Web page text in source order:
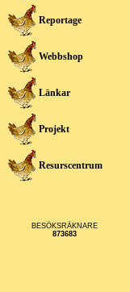
Reportage
Webbshop
Länkar
Projekt
Resurscentrum
BESÖKSRÄKNARE
873683